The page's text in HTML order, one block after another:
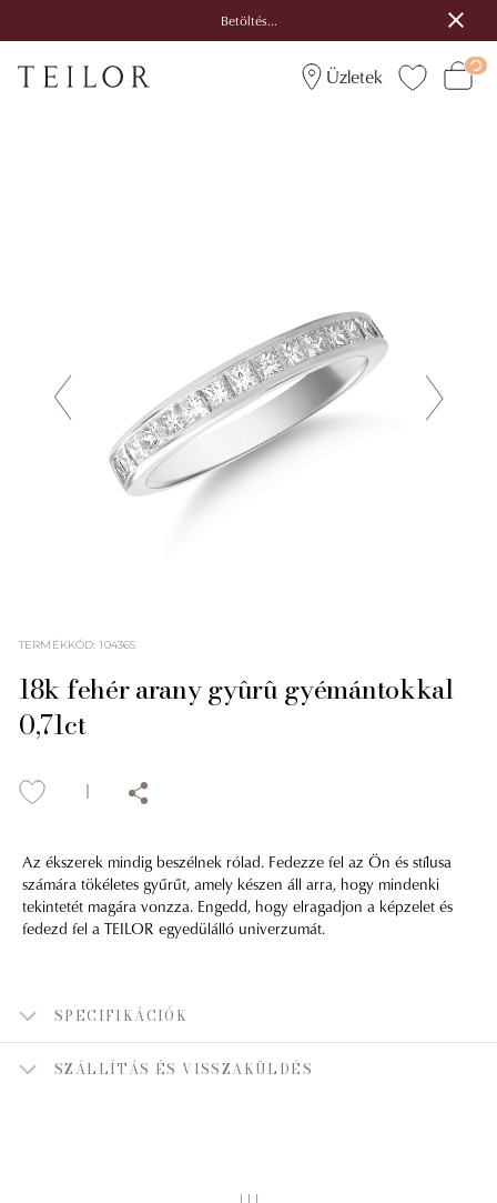
Betöltés...
Üzletek
TERMÉKKÓD:104365
18k fehér arany gyûrû gyémántokkal
0,71ct
Az ékszerek mindig beszélnek rólad. Fedezze fel az Ön és stílusa
számára tökéletes gyűrűt, amely készen áll arra, hogy mindenki
tekintetét magára vonzza. Engedd, hogy elragadjon a képzelet és
fedezd fel a TEILOR egyedülálló univerzumát.
SPECIFIKÁCIÓK
SZÁLLÍTÁS ÉS VISSZAKÜLDÉS